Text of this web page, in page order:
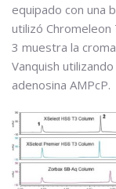
equipado con una
utilizó
3 muestra la
Vanquish
adenosina AMPcP.